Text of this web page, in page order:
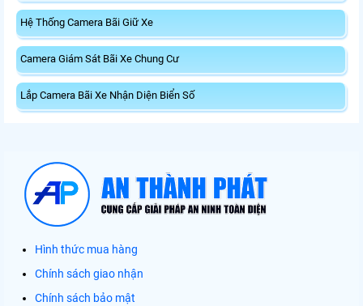
Hệ Thống Camera Bãi Giữ Xe
Camera Giám Sát Bãi Xe Chung Cư
Lắp Camera Bãi Xe Nhận Diện Biển Số
Hình thức mua hàng
Chính sách giao nhận
Chính sách bảo mật